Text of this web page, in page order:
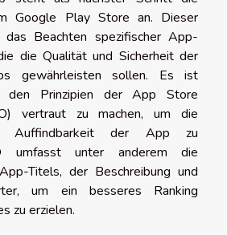
Google Play Store an. Dieser
Beachten spezifischer App-
die Qualität und Sicherheit der
gewährleisten sollen. Es ist
den Prinzipien der App Store
vertraut zu machen, um die
Auffindbarkeit der App zu
umfasst unter anderem die
Titels, der Beschreibung und
um ein besseres Ranking
zu erzielen.